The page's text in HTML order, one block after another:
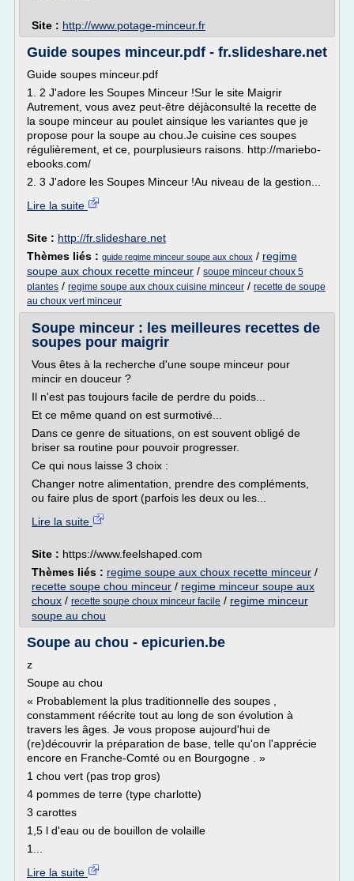
Site : http://www.potage-minceur.fr
Guide soupes minceur.pdf - fr.slideshare.net
Guide soupes minceur.pdf
1. 2 J'adore les Soupes Minceur !Sur le site Maigrir
Autrement, vous avez peut-être déjàconsulté la recette de
la soupe minceur au poulet ainsique les variantes que je
propose pour la soupe au chou.Je cuisine ces soupes
régulièrement, et ce, pourplusieurs raisons. http://mariebo-
ebooks.com/
2. 3 J'adore les Soupes Minceur !Au niveau de la gestion...
Lire la suite
Site : http://fr.slideshare.net
Thèmes liés : guide regime minceur soupe aux choux / regime
soupe aux choux recette minceur / soupe minceur choux 5
plantes / regime soupe aux choux cuisine minceur / recette de soupe
au choux vert minceur
Soupe minceur : les meilleures recettes de
soupes pour maigrir
Vous êtes à la recherche d'une soupe minceur pour
mincir en douceur ?
Il n'est pas toujours facile de perdre du poids...
Et ce même quand on est surmotivé...
Dans ce genre de situations, on est souvent obligé de
briser sa routine pour pouvoir progresser.
Ce qui nous laisse 3 choix :
Changer notre alimentation, prendre des compléments,
ou faire plus de sport (parfois les deux ou les...
Lire la suite
Site : https://www.feelshaped.com
Thèmes liés : regime soupe aux choux recette minceur /
recette soupe chou minceur / regime minceur soupe aux
choux / recette soupe choux minceur facile / regime minceur
soupe au chou
Soupe au chou - epicurien.be
z
Soupe au chou
« Probablement la plus traditionnelle des soupes ,
constamment réécrite tout au long de son évolution à
travers les âges. Je vous propose aujourd'hui de
(re)découvrir la préparation de base, telle qu'on l'apprécie
encore en Franche-Comté ou en Bourgogne . »
1 chou vert (pas trop gros)
4 pommes de terre (type charlotte)
3 carottes
1,5 l d'eau ou de bouillon de volaille
1...
Lire la suite